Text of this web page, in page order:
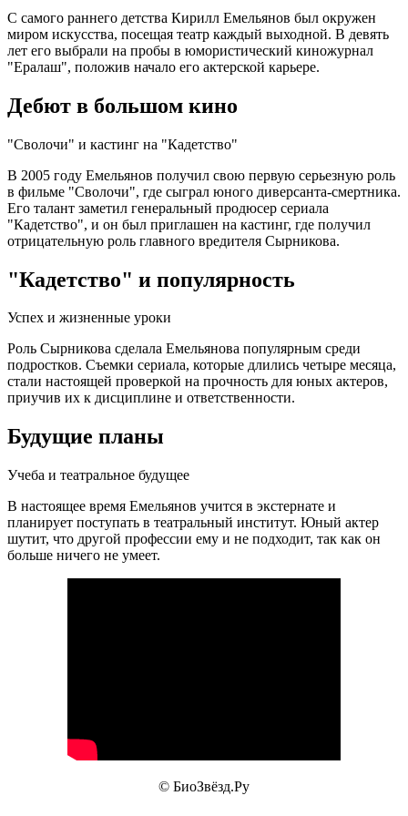
С самого раннего детства Кирилл Емельянов был окружен
миром искусства, посещая театр каждый выходной. В девять
лет его выбрали на пробы в юмористический киножурнал
"Ералаш", положив начало его актерской карьере.
Дебют в большом кино
"Сволочи" и кастинг на "Кадетство"
В 2005 году Емельянов получил свою первую серьезную роль
в фильме "Сволочи", где сыграл юного диверсанта-смертника.
Его талант заметил генеральный продюсер сериала
"Кадетство", и он был приглашен на кастинг, где получил
отрицательную роль главного вредителя Сырникова.
"Кадетство" и популярность
Успех и жизненные уроки
Роль Сырникова сделала Емельянова популярным среди
подростков. Съемки сериала, которые длились четыре месяца,
стали настоящей проверкой на прочность для юных актеров,
приучив их к дисциплине и ответственности.
Будущие планы
Учеба и театральное будущее
В настоящее время Емельянов учится в экстернате и
планирует поступать в театральный институт. Юный актер
шутит, что другой профессии ему и не подходит, так как он
больше ничего не умеет.
© БиоЗвёзд.Ру